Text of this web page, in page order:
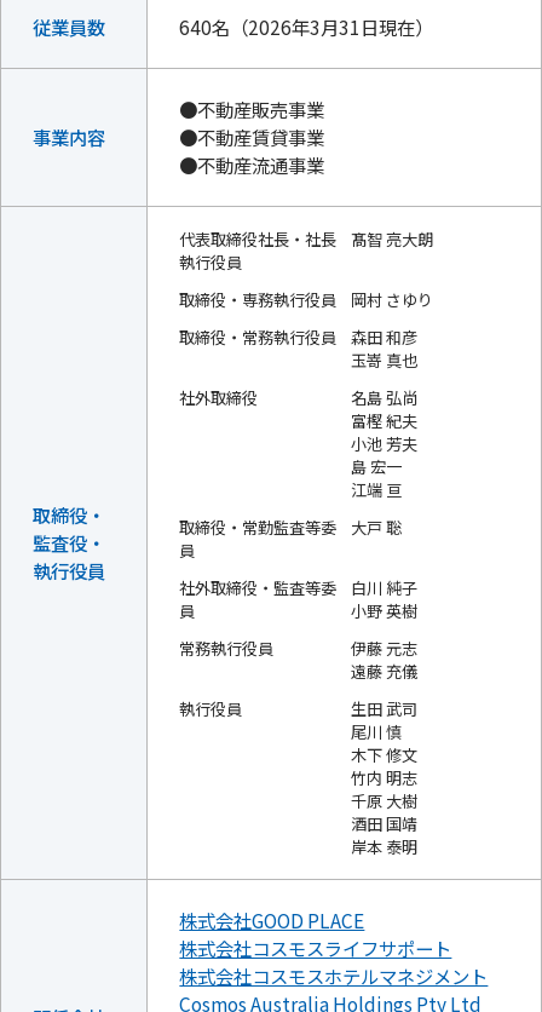
従業員数 640名（2026年3月31日現在）
事業内容
●不動産販売事業
●不動産賃貸事業
●不動産流通事業
取締役・
監査役・
執行役員
代表取締役社長・社長
執行役員
髙智 亮大朗
取締役・専務執行役員
岡村 さゆり
取締役・常務執行役員
森田 和彦
玉嵜 真也
社外取締役
名島 弘尚
富樫 紀夫
小池 芳夫
島 宏一
江端 亘
取締役・常勤監査等委
員
⼤⼾ 聡
社外取締役・監査等委
員
白川 純子
小野 英樹
常務執行役員
伊藤 元志
遠藤 充儀
執行役員
生田 武司
尾川 慎
木下 修文
竹内 明志
千原 大樹
酒田 国靖
岸本 泰明
株式会社GOOD PLACE
株式会社コスモスライフサポート
株式会社コスモスホテルマネジメント
Cosmos Australia Holdings Pty Ltd